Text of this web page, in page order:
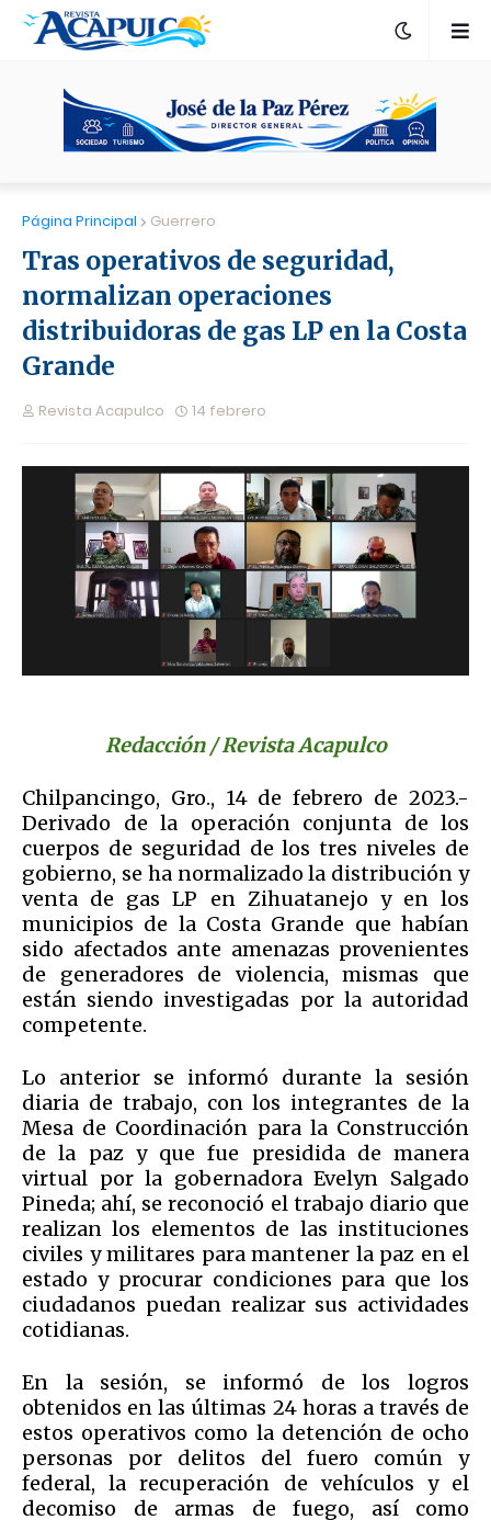
Página Principal Guerrero
Tras operativos de seguridad,
normalizan operaciones
distribuidoras de gas LP en la Costa
Grande
Revista Acapulco 14 febrero
Redacción / Revista Acapulco
Chilpancingo, Gro., 14 de febrero de 2023.-
Derivado de la operación conjunta de los
cuerpos de seguridad de los tres niveles de
gobierno, se ha normalizado la distribución y
venta de gas LP en Zihuatanejo y en los
municipios de la Costa Grande que habían
sido afectados ante amenazas provenientes
de generadores de violencia, mismas que
están siendo investigadas por la autoridad
competente.
Lo anterior se informó durante la sesión
diaria de trabajo, con los integrantes de la
Mesa de Coordinación para la Construcción
de la paz y que fue presidida de manera
virtual por la gobernadora Evelyn Salgado
Pineda; ahí, se reconoció el trabajo diario que
realizan los elementos de las instituciones
civiles y militares para mantener la paz en el
estado y procurar condiciones para que los
ciudadanos puedan realizar sus actividades
cotidianas.
En la sesión, se informó de los logros
obtenidos en las últimas 24 horas a través de
estos operativos como la detención de ocho
personas por delitos del fuero común y
federal, la recuperación de vehículos y el
decomiso de armas de fuego, así como